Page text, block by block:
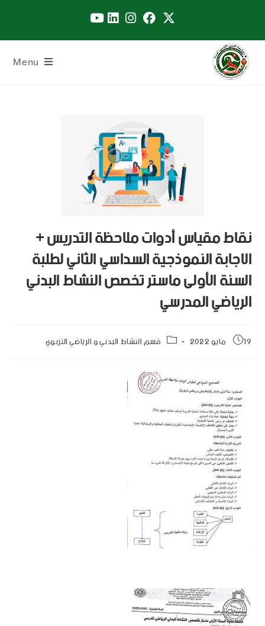
Menu
نقاط مقياس أدوات ملاحظة التدريس +
الإجابة النموذجية السداسي الثاني لطلبة
السنة الأولى ماستر تخصص النشاط البدني
الرياضي المدرسي
19 مايو 2022 قسم النشاط البدني و الرياضي التربوي